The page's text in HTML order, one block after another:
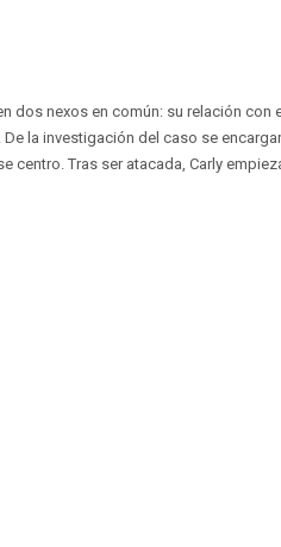
dos nexos en común: su relación con
la investigación del caso se
centro. Tras ser atacada, Carly